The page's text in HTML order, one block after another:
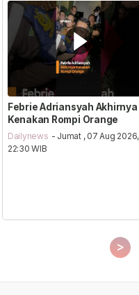
Febrie Adriansyah Akhirnya
Kenakan Rompi Orange
Dailynews - Jumat , 07 Aug 2026,
22:30 WIB
>